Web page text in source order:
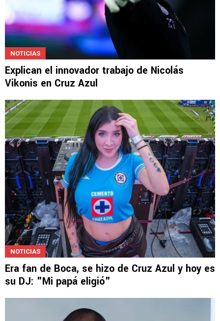
NOTICIAS
Explican el innovador trabajo de Nicolás
Vikonis en Cruz Azul
NOTICIAS
Era fan de Boca, se hizo de Cruz Azul y hoy es
su DJ: "Mi papá eligió"